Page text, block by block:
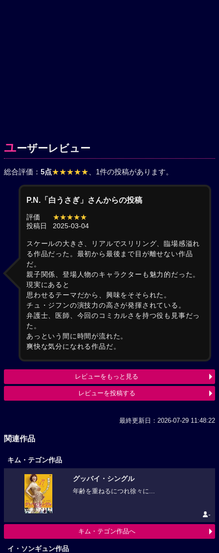
ユーザーレビュー
総合評価： 5点★★★★★ 、1件の投稿があります。
P.N.「白うさぎ」さんからの投稿
評価
★★★★★
投稿日
2025-03-04
スケールの大きさ、リアルでスリリング、臨場感溢れ
る作品だった。最初から最後まで目が離せない作品
だ。
親子関係、登場人物のキャラクターも魅力的だった。
現実にあると
思わせるテーマだから、興味をそそられた。
チュ・ジフンの演技力の高さが発揮されている。
弁護士、医師、今回のコミカルさを持つ役も見事だっ
た。
あっという間に時間が流れた。
爽快な気分になれる作品だ。
レビューをもっと見る
レビューを投稿する
最終更新日：2026-07-29 11:48:22
関連作品
キム・テゴン作品
グッバイ・シングル
年齢を重ねるにつれ徐々に...
-
キム・テゴン作品へ
イ・ソンギュン作品